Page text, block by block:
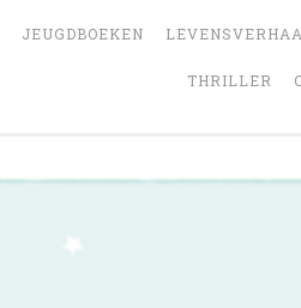
JEUGDBOEKEN
THRILLER